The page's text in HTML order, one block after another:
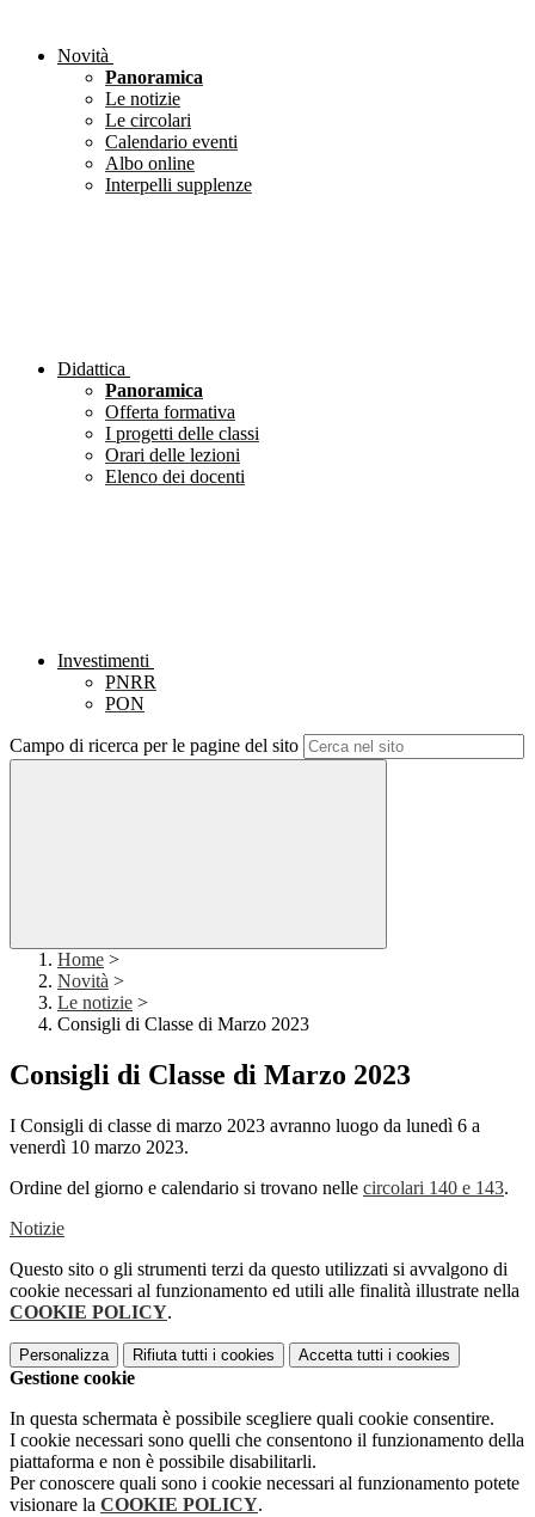
Novità
Panoramica
Le notizie
Le circolari
Calendario eventi
Albo online
Interpelli supplenze
Didattica
Panoramica
Offerta formativa
I progetti delle classi
Orari delle lezioni
Elenco dei docenti
Investimenti
PNRR
PON
Campo di ricerca per le pagine del sito
Home >
Novità >
Le notizie >
Consigli di Classe di Marzo 2023
Consigli di Classe di Marzo 2023
I Consigli di classe di marzo 2023 avranno luogo da lunedì 6 a
venerdì 10 marzo 2023.
Ordine del giorno e calendario si trovano nelle circolari 140 e 143.
Notizie
Questo sito o gli strumenti terzi da questo utilizzati si avvalgono di
cookie necessari al funzionamento ed utili alle finalità illustrate nella
COOKIE POLICY.
Personalizza Rifiuta tutti i cookies Accetta tutti i cookies
Gestione cookie
In questa schermata è possibile scegliere quali cookie consentire.
I cookie necessari sono quelli che consentono il funzionamento della
piattaforma e non è possibile disabilitarli.
Per conoscere quali sono i cookie necessari al funzionamento potete
visionare la COOKIE POLICY.